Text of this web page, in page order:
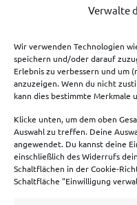
Verwalte
Wir verwenden Technologien
speichern und/oder darauf
Erlebnis zu verbessern und um
anzuzeigen. Wenn du nicht
kann dies bestimmte
Klicke unten, um dem oben
Auswahl zu treffen. Deine
angewendet. Du kannst deine
einschließlich des Widerrufs
Schaltflächen in der Cookie-
Schaltfläche "Einwilligung
Meist genutzte Boni
Bet365 Bonus
Tipico Bonus
Betano Bonus